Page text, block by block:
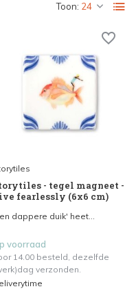
Toon:
- tegel magneet -
fearlessly (6x6 cm)
dappere duik' heet...
voorraad
14.00 besteld, dezelfde
verzonden.